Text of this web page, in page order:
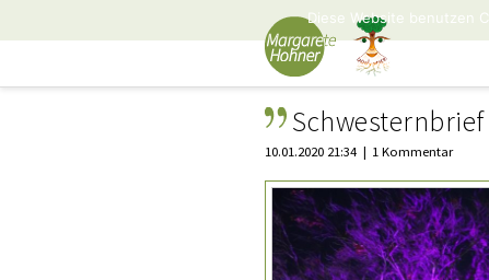
Schwesternbrief
10.01.2020 21:34 1 Kommentar
Diese Website benutzen